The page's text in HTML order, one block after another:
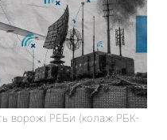
ворожі РЕБи (колаж РБК-